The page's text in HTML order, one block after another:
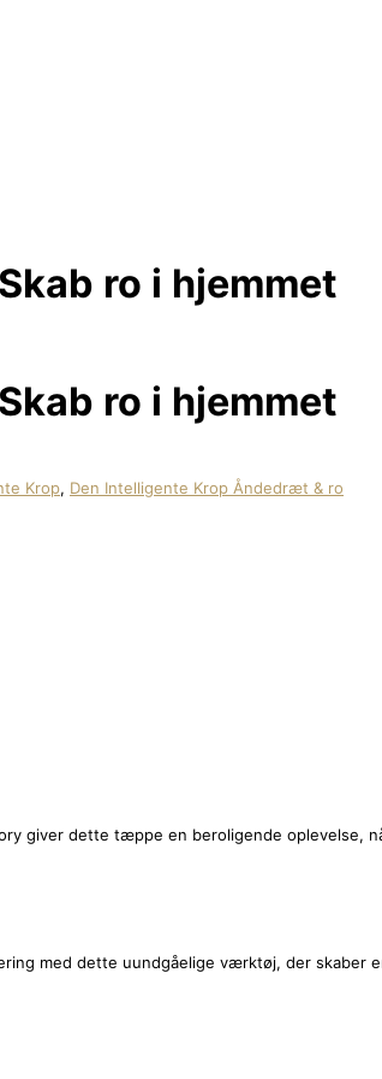
ro i hjemmet
ro i hjemmet
Krop, Den Intelligente Krop Åndedræt & ro
giver dette tæppe en beroligende oplevelse,
med dette uundgåelige værktøj, der skaber